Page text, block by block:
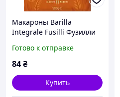
Макароны Barilla
Integrale Fusilli Фузилли
Готово к отправке
84₴
Купить